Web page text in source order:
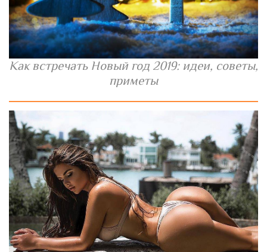
Как встречать Новый год 2019: идеи, советы,
приметы